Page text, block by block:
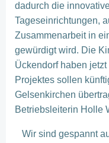
dadurch die
Tageseinrichtungen,
Zusammenarbeit in
gewürdigt wird. Die
Ückendorf haben
Projektes sollen
Gelsenkirchen
Betriebsleiterin Holle
Wir sind gespannt